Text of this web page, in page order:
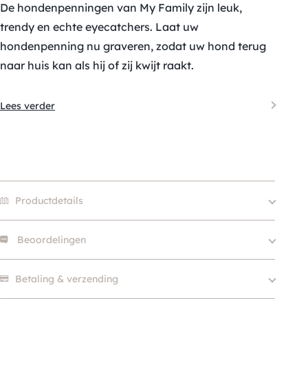
De hondenpenningen van My Family zijn leuk,
trendy en echte eyecatchers. Laat uw
hondenpenning nu graveren, zodat uw hond terug
naar huis kan als hij of zij kwijt raakt.
Lees verder
Productdetails
color
Merk
My Family
Hondgrootte
(10 – 25kg), Groot (> 25kg
Beoordelingen
Betaling & verzending